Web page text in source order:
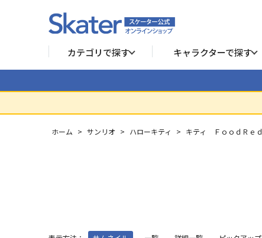
カテゴリで探す キャラクターで探す
ホーム > サンリオ > ハローキティ > キティ ＦｏｏｄＲｅｄ